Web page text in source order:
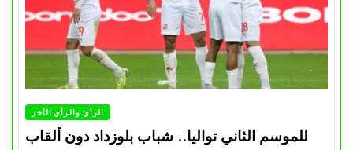
الرأي والرأي الأخر
للموسم الثاني تواليا.. شباب بلوزداد دون ألقاب